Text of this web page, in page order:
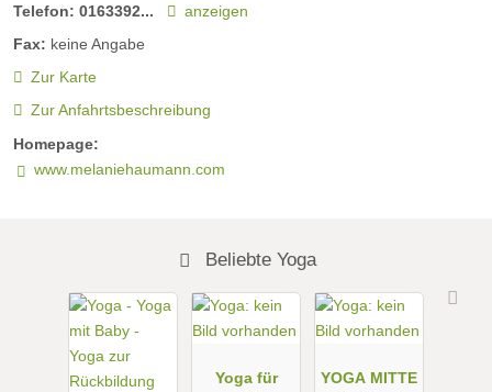
Telefon: 0163392...
anzeigen
Fax: keine Angabe
Zur Karte
Zur Anfahrtsbeschreibung
Homepage:
www.melaniehaumann.com
Beliebte Yoga
Yoga für
YOGA MITTE